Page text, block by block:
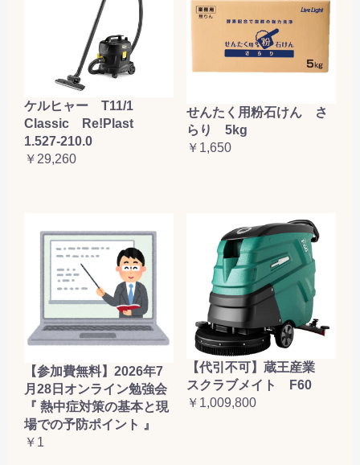
ケルヒャー T11/1
Classic Re!Plast
1.527-210.0
￥29,260
せんたく用粉石けん さ
らり 5kg
￥1,650
【参加費無料】2026年7
月28日オンライン勉強会
『 熱中症対策の基本と現
場での予防ポイント 』
￥1
【代引不可】蔵王産業
スクラブメイト F60
￥1,009,800